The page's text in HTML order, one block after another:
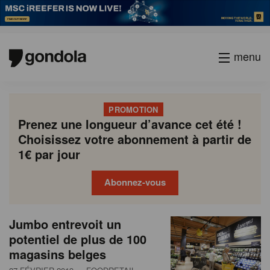
menu
PROMOTION
Prenez une longueur d’avance cet été !
Choisissez votre abonnement à partir de
1€ par jour
Abonnez-vous
N
e
w
Jumbo entrevoit un
potentiel de plus de 100
magasins belges
P
a
g
Previous
page
Page
Page
Page
Page
Current
page
Page
Page
Page
Page
Next
page
academy
society